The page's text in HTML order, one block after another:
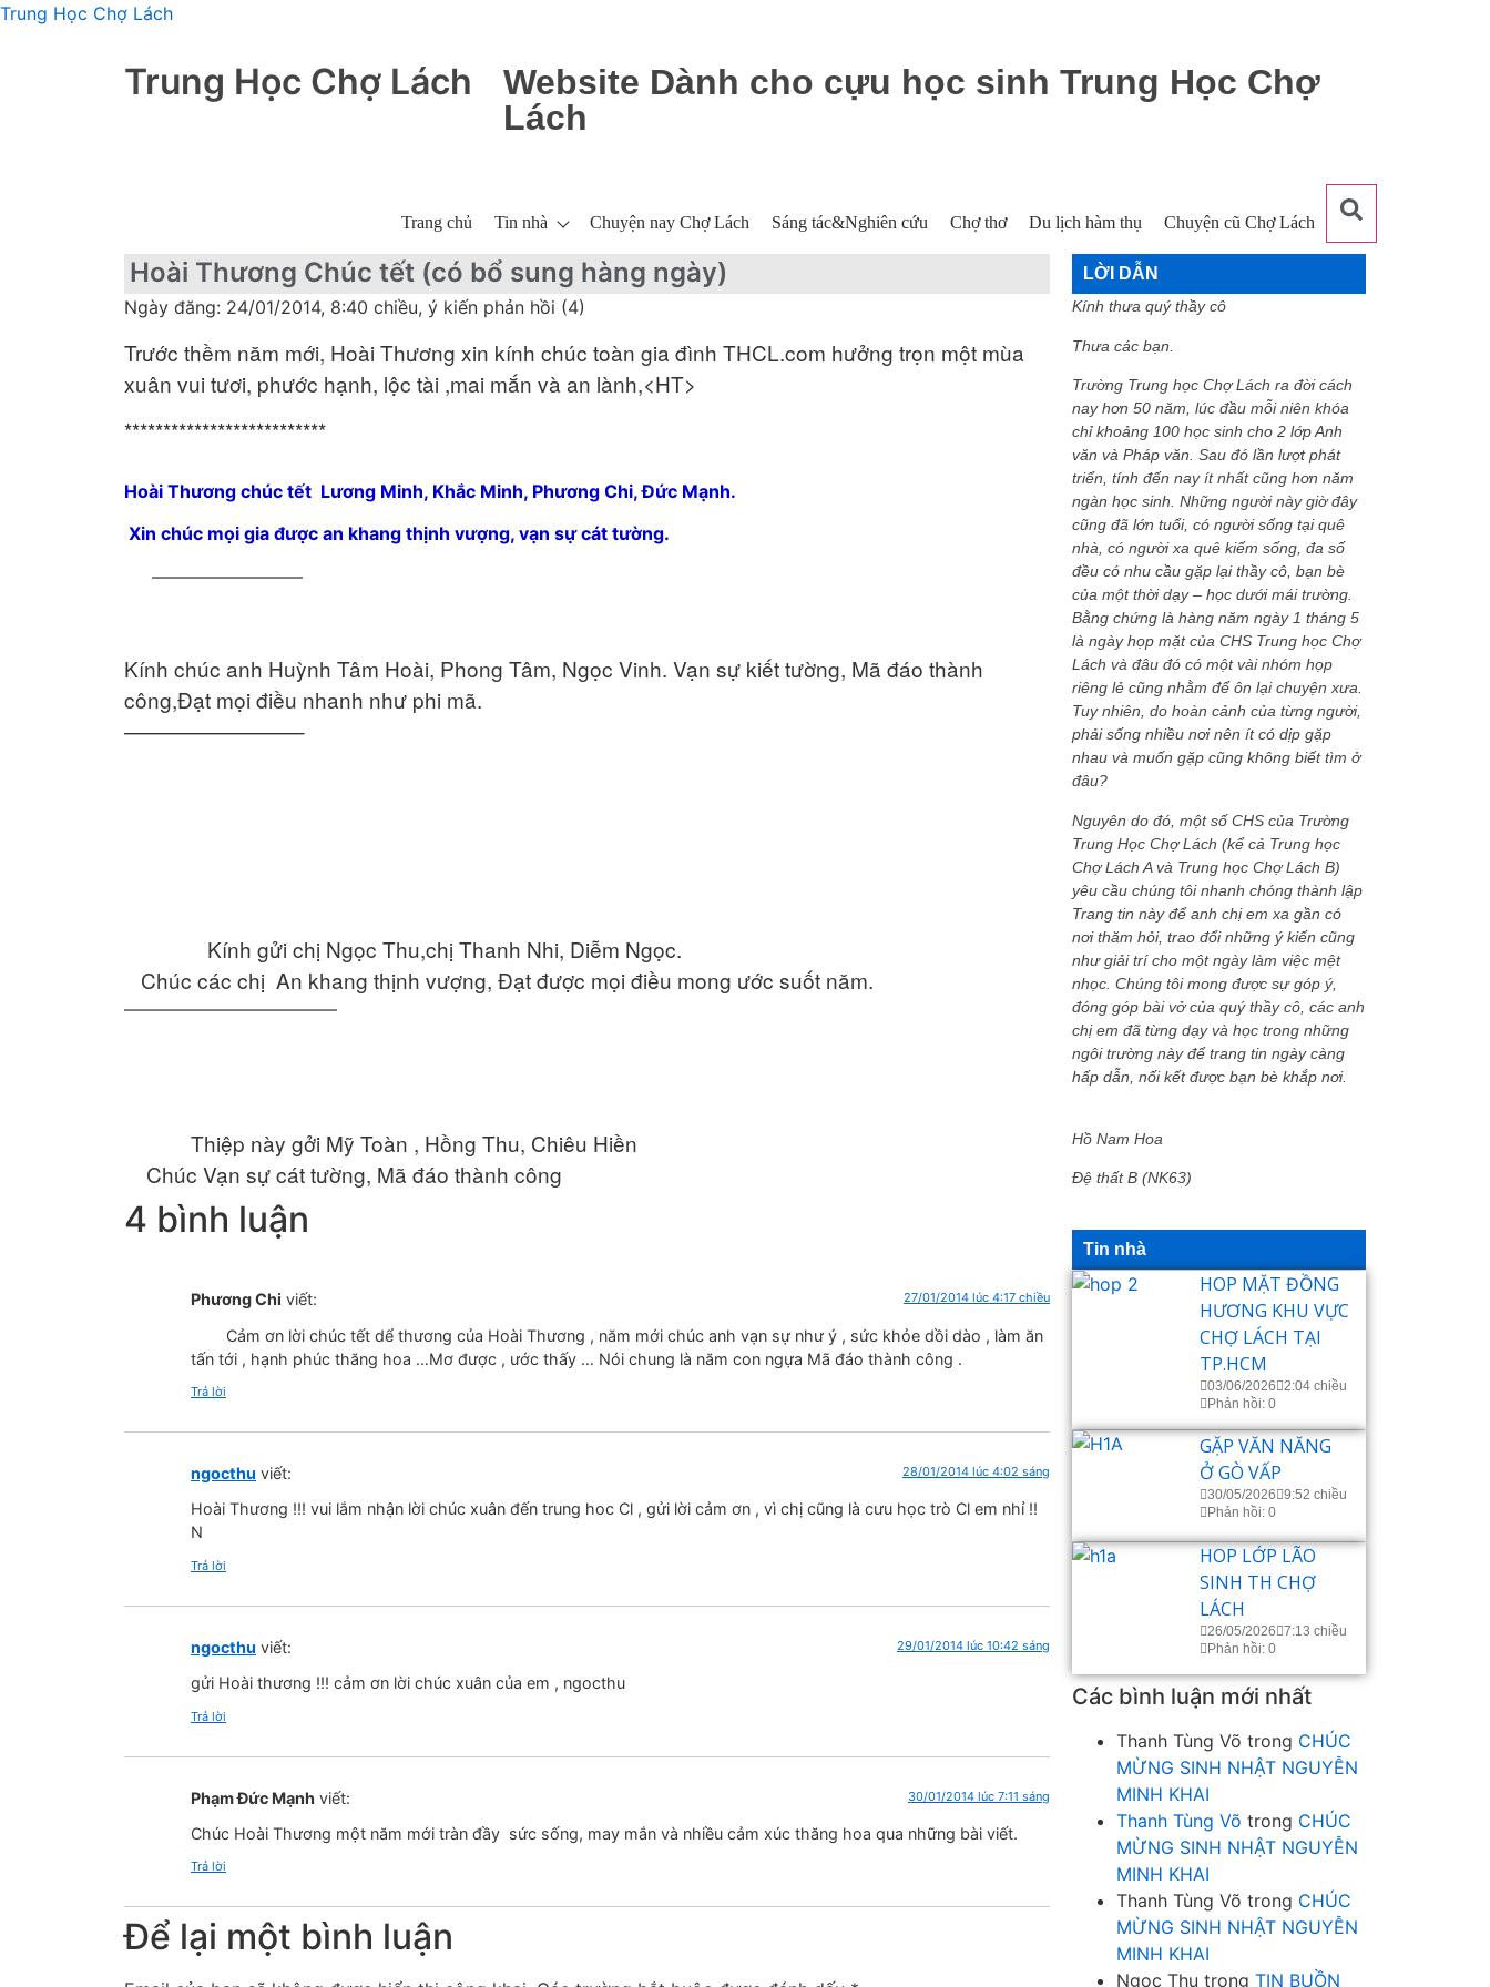
Trung Học Chợ Lách
Trung Học Chợ Lách
Website Dành cho cựu học sinh Trung Học Chợ
Lách
Trang chủ Tin nhà Chuyện nay Chợ Lách Sáng tác&Nghiên cứu Chợ thơ Du lịch hàm thụ Chuyện cũ Chợ Lách
Hoài Thương Chúc tết (có bổ sung hàng ngày)
Ngày đăng: 24/01/2014, 8:40 chiều, ý kiến phản hồi (4)
Trước thềm năm mới, Hoài Thương xin kính chúc toàn gia đình THCL.com hưởng trọn một mùa
xuân vui tươi, phước hạnh, lộc tài ,mai mắn và an lành,<HT>
**************************
Hoài Thương chúc tết Lương Minh, Khắc Minh, Phương Chi, Đức Mạnh.
Xin chúc mọi gia được an khang thịnh vượng, vạn sự cát tường.
————————–
Kính chúc anh Huỳnh Tâm Hoài, Phong Tâm, Ngọc Vinh. Vạn sự kiết tường, Mã đáo thành
công,Đạt mọi điều nhanh như phi mã.
————————–
Kính gửi chị Ngọc Thu,chị Thanh Nhi, Diễm Ngọc.
Chúc các chị An khang thịnh vượng, Đạt được mọi điều mong ước suốt năm.
————————————
Thiệp này gởi Mỹ Toàn , Hồng Thu, Chiêu Hiền
Chúc Vạn sự cát tường, Mã đáo thành công
4 bình luận
Phương Chi viết: 27/01/2014 lúc 4:17 chiều
Cảm ơn lời chúc tết dể thương của Hoài Thương , năm mới chúc anh vạn sự như ý , sức khỏe dồi dào , làm ăn
tấn tới , hạnh phúc thăng hoa …Mơ được , ước thấy … Nói chung là năm con ngựa Mã đáo thành công .
Trả lời
ngocthu viết: 28/01/2014 lúc 4:02 sáng
Hoài Thương !!! vui lắm nhận lời chúc xuân đến trung hoc Cl , gửi lời cảm ơn , vì chị cũng là cưu học trò Cl em nhỉ !!
N
Trả lời
ngocthu viết: 29/01/2014 lúc 10:42 sáng
gửi Hoài thương !!! cảm ơn lời chúc xuân của em , ngocthu
Trả lời
Phạm Đức Mạnh viết: 30/01/2014 lúc 7:11 sáng
Chúc Hoài Thương một năm mới tràn đầy sức sống, may mắn và nhiều cảm xúc thăng hoa qua những bài viết.
Trả lời
Để lại một bình luận
LỜI DẪN
Kính thưa quý thầy cô
Thưa các bạn.
Trường Trung học Chợ Lách ra đời cách
nay hơn 50 năm, lúc đầu mỗi niên khóa
chỉ khoảng 100 học sinh cho 2 lớp Anh
văn và Pháp văn. Sau đó lần lượt phát
triển, tính đến nay ít nhất cũng hơn năm
ngàn học sinh. Những người này giờ đây
cũng đã lớn tuổi, có người sống tại quê
nhà, có người xa quê kiếm sống, đa số
đều có nhu cầu gặp lại thầy cô, bạn bè
của một thời dạy – học dưới mái trường.
Bằng chứng là hàng năm ngày 1 tháng 5
là ngày họp mặt của CHS Trung học Chợ
Lách và đâu đó có một vài nhóm họp
riêng lẻ cũng nhằm để ôn lại chuyện xưa.
Tuy nhiên, do hoàn cảnh của từng người,
phải sống nhiều nơi nên ít có dịp gặp
nhau và muốn gặp cũng không biết tìm ở
đâu?
Nguyên do đó, một số CHS của Trường
Trung Học Chợ Lách (kể cả Trung học
Chợ Lách A và Trung học Chợ Lách B)
yêu cầu chúng tôi nhanh chóng thành lập
Trang tin này để anh chị em xa gần có
nơi thăm hỏi, trao đổi những ý kiến cũng
như giải trí cho một ngày làm việc mệt
nhọc. Chúng tôi mong được sự góp ý,
đóng góp bài vở của quý thầy cô, các anh
chị em đã từng dạy và học trong những
ngôi trường này để trang tin ngày càng
hấp dẫn, nối kết được bạn bè khắp nơi.
Hồ Nam Hoa
Đệ thất B (NK63)
Tin nhà
HOP MẶT ĐỒNG
HƯƠNG KHU VỰC
CHỢ LÁCH TẠI
TP.HCM
03/06/2026
2:04 chiều
Phản hồi: 0
GẶP VĂN NĂNG
Ở GÒ VẤP
30/05/2026 9:52 chiều
Phản hồi: 0
HOP LỚP LÃO
SINH TH CHỢ
LÁCH
26/05/2026 7:13 chiều
Phản hồi: 0
Các bình luận mới nhất
Thanh Tùng Võ trong CHÚC
MỪNG SINH NHẬT NGUYỄN
MINH KHAI
Thanh Tùng Võ trong CHÚC
MỪNG SINH NHẬT NGUYỄN
MINH KHAI
Thanh Tùng Võ trong CHÚC
MỪNG SINH NHẬT NGUYỄN
MINH KHAI
Ngọc Thu trong TIN BUỒN